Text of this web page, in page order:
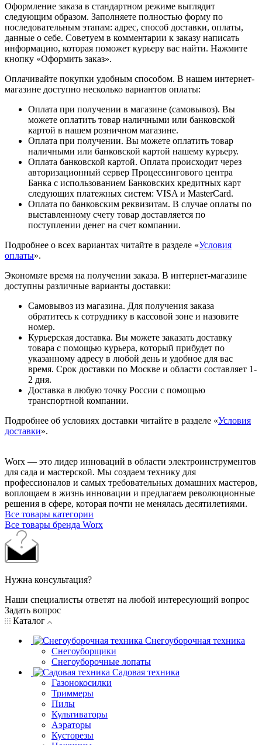
Оформление заказа в стандартном режиме выглядит
следующим образом. Заполняете полностью форму по
последовательным этапам: адрес, способ доставки, оплаты,
данные о себе. Советуем в комментарии к заказу написать
информацию, которая поможет курьеру вас найти. Нажмите
кнопку «Оформить заказ».
Оплачивайте покупки удобным способом. В нашем интернет-
магазине доступно несколько вариантов оплаты:
Оплата при получении в магазине (самовывоз). Вы
можете оплатить товар наличными или банковской
картой в нашем розничном магазине.
Оплата при получении. Вы можете оплатить товар
наличными или банковской картой нашему курьеру.
Оплата банковской картой. Оплата происходит через
авторизационный сервер Процессингового центра
Банка с использованием Банковских кредитных карт
следующих платежных систем: VISA и MasterCard.
Оплата по банковским реквизитам. В случае оплаты по
выставленному счету товар доставляется по
поступлении денег на счет компании.
Подробнее о всех вариантах читайте в разделе «Условия
оплаты».
Экономьте время на получении заказа. В интернет-магазине
доступны различные варианты доставки:
Самовывоз из магазина. Для получения заказа
обратитесь к сотруднику в кассовой зоне и назовите
номер.
Курьерская доставка. Вы можете заказать доставку
товара с помощью курьера, который прибудет по
указанному адресу в любой день и удобное для вас
время. Срок доставки по Москве и области составляет 1-
2 дня.
Доставка в любую точку России с помощью
транспортной компании.
Подробнее об условиях доставки читайте в разделе «Условия
доставки».
Worx — это лидер инноваций в области электроинструментов
для сада и мастерcкой. Мы создаем технику для
профессионалов и самых требовательных домашних мастеров,
воплощаем в жизнь инновации и предлагаем революционные
решения в сфере, которая почти не менялась десятилетиями.
Все товары категории
Все товары бренда Worx
Нужна консультация?
Наши специалисты ответят на любой интересующий вопрос
Задать вопрос
Каталог
Снегоуборочная техника
Снегоуборщики
Снегоуборочные лопаты
Садовая техника
Газонокосилки
Триммеры
Пилы
Культиваторы
Аэраторы
Кусторезы